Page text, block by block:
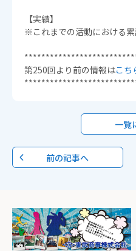
【実績】
※これまでの活動における
第250回より前の情報はこち
一覧
前の記事へ